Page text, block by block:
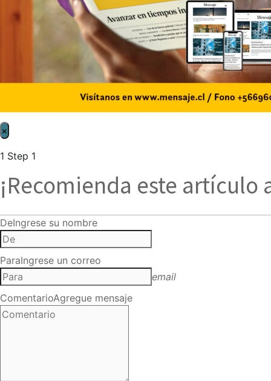
×
1 Step 1
¡Recomienda este artículo
DeIngrese su nombre
ParaIngrese un correo
email
ComentarioAgregue mensaje